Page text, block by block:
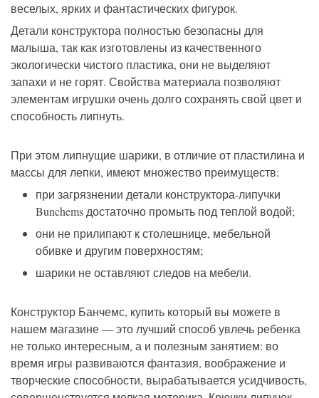
веселых, ярких и фантастических фигурок.
Детали конструктора полностью безопасны для
малыша, так как изготовлены из качественного
экологически чистого пластика, они не выделяют
запахи и не горят. Свойства материала позволяют
элементам игрушки очень долго сохранять свой цвет и
способность липнуть.
При этом липнущие шарики, в отличие от пластилина и
массы для лепки, имеют множество преимуществ:
при загрязнении детали конструктора-липучки
Bunchems достаточно промыть под теплой водой;
они не прилипают к столешнице, мебельной
обивке и другим поверхностям;
шарики не оставляют следов на мебели.
Конструктор Банчемс, купить который вы можете в
нашем магазине — это лучший способ увлечь ребенка
не только интересным, а и полезным занятием: во
время игры развиваются фантазия, воображение и
творческие способности, вырабатывается усидчивость,